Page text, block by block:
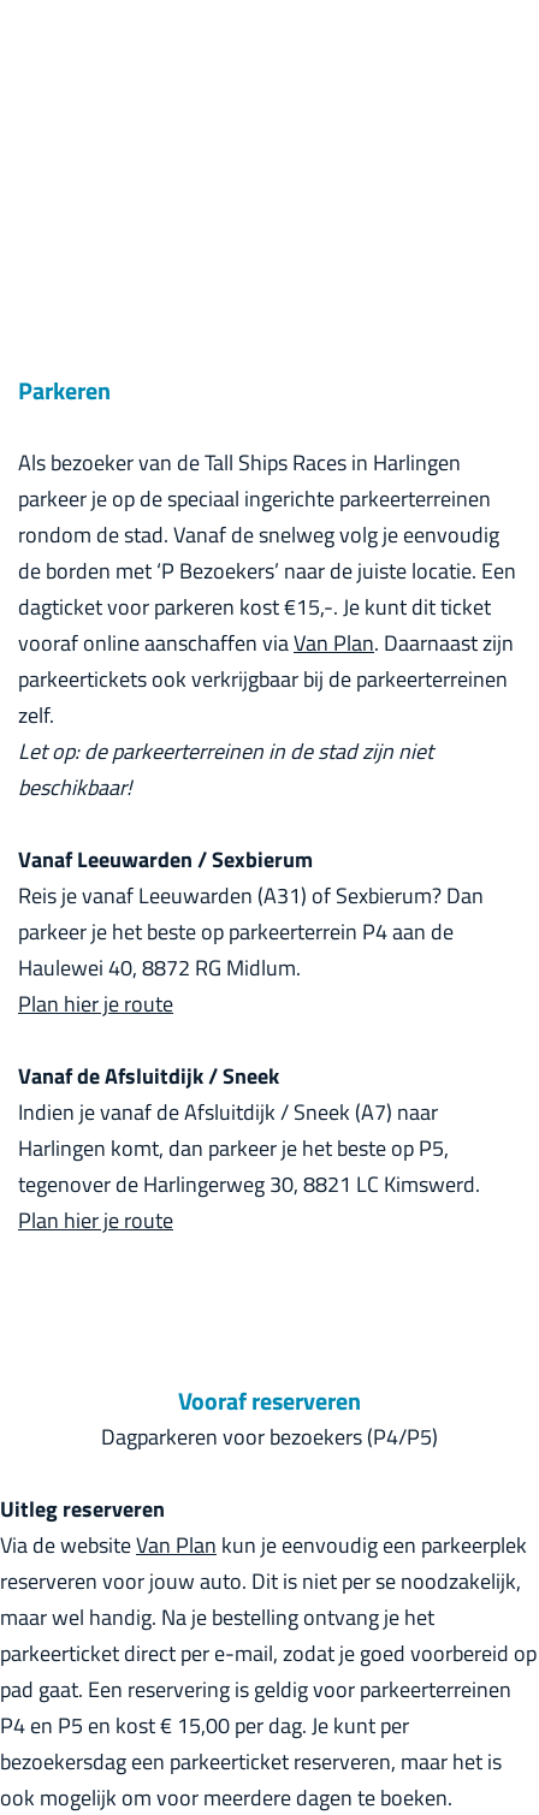
Parkeren
Als bezoeker van de Tall Ships Races in Harlingen
parkeer je op de speciaal ingerichte parkeerterreinen
rondom de stad. Vanaf de snelweg volg je eenvoudig
de borden met ‘P Bezoekers’ naar de juiste locatie. Een
dagticket voor parkeren kost €15,-. Je kunt dit ticket
vooraf online aanschaffen viaVan Plan. Daarnaast zijn
parkeertickets ook verkrijgbaar bij de parkeerterreinen
zelf.
Let op: de parkeerterreinen in de stad zijn niet
beschikbaar!
Vanaf Leeuwarden / Sexbierum
Reis je vanaf Leeuwarden (A31) of Sexbierum? Dan
parkeer je het beste op parkeerterrein P4 aan de
Haulewei 40, 8872 RG Midlum.
Plan hier je route
Vanaf de Afsluitdijk / Sneek
Indien je vanaf de Afsluitdijk / Sneek (A7) naar
Harlingen komt, dan parkeer je het beste op P5,
tegenover de Harlingerweg 30, 8821 LC Kimswerd.
Plan hier je route
Vooraf reserveren
Dagparkeren voor bezoekers (P4/P5)
Uitleg reserveren
Via de websiteVan Plan kun je eenvoudig een parkeerplek
reserveren voor jouw auto. Dit is niet per se noodzakelijk,
maar wel handig. Na je bestelling ontvang je het
parkeerticket direct per e-mail, zodat je goed voorbereid op
pad gaat. Een reservering is geldig voor parkeerterreinen
P4 en P5 en kost € 15,00 per dag. Je kunt per
bezoekersdag een parkeerticket reserveren, maar het is
ook mogelijk om voor meerdere dagen te boeken.